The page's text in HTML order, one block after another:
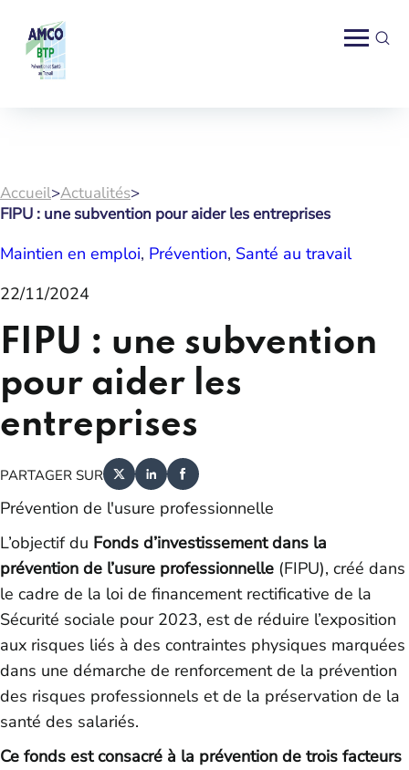
Accueil>Actualités>
FIPU : une subvention pour aider les entreprises
Maintien en emploi, Prévention, Santé au travail
22/11/2024
FIPU : une subvention
pour aider les
entreprises
PARTAGER SUR
Prévention de l'usure professionnelle
L’objectif du Fonds d’investissement dans la
prévention de l’usure professionnelle (FIPU), créé dans
le cadre de la loi de financement rectificative de la
Sécurité sociale pour 2023, est de réduire l’exposition
aux risques liés à des contraintes physiques marquées
dans une démarche de renforcement de la prévention
des risques professionnels et de la préservation de la
santé des salariés.
Ce fonds est consacré à la prévention de trois facteurs